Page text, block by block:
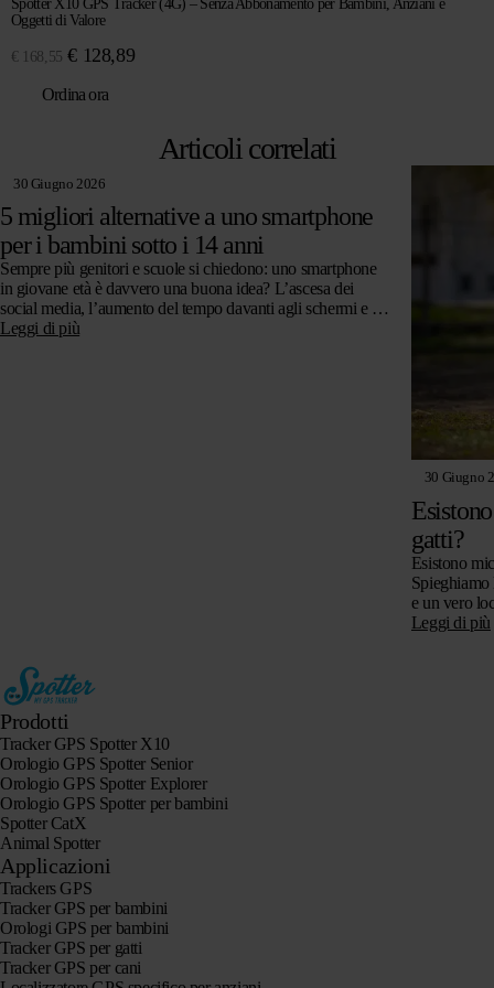
Spotter X10 GPS Tracker (4G) – Senza Abbonamento per Bambini, Anziani e
Oggetti di Valore
€ 168,55 Il
originale
€ 128,89Il
€ 128,89.
Ordina ora
Articoli correlati
30 Giugno 2026
5 migliori alternative a uno smartphone
per i bambini sotto i 14 anni
Sempre più genitori e scuole si chiedono: uno smartphone
in giovane età è davvero una buona idea? L’ascesa dei
social media, l’aumento del tempo davanti agli schermi e le
preoccupazioni…
Leggi di più
30 Giugno
gatti?
Esistono
e un vero
per gatti, se
Leggi di più
Prodotti
Tracker GPS Spotter X10
Orologio GPS Spotter Senior
Orologio GPS Spotter Explorer
Orologio GPS Spotter per bambini
Spotter CatX
Animal Spotter
Applicazioni
Trackers GPS
Tracker GPS per bambini
Orologi GPS per bambini
Tracker GPS per gatti
Tracker GPS per cani